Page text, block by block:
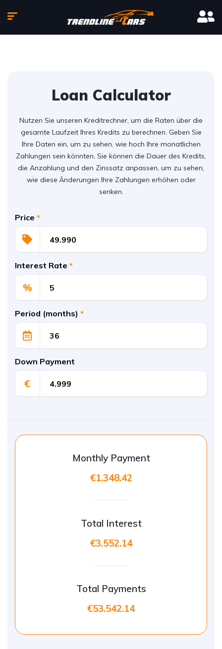
Loan Calculator
Nutzen Sie unseren Kreditrechner, um die Raten über die
gesamte Laufzeit Ihres Kredits zu berechnen. Geben Sie
Ihre Daten ein, um zu sehen, wie hoch Ihre monatlichen
Zahlungen sein könnten. Sie können die Dauer des Kredits,
die Anzahlung und den Zinssatz anpassen, um zu sehen,
wie diese Änderungen Ihre Zahlungen erhöhen oder
senken.
Price *
Interest Rate *
%
Period (months) *
Down Payment
€
Monthly Payment
€1.348.42
Total Interest
€3.552.14
Total Payments
€53.542.14